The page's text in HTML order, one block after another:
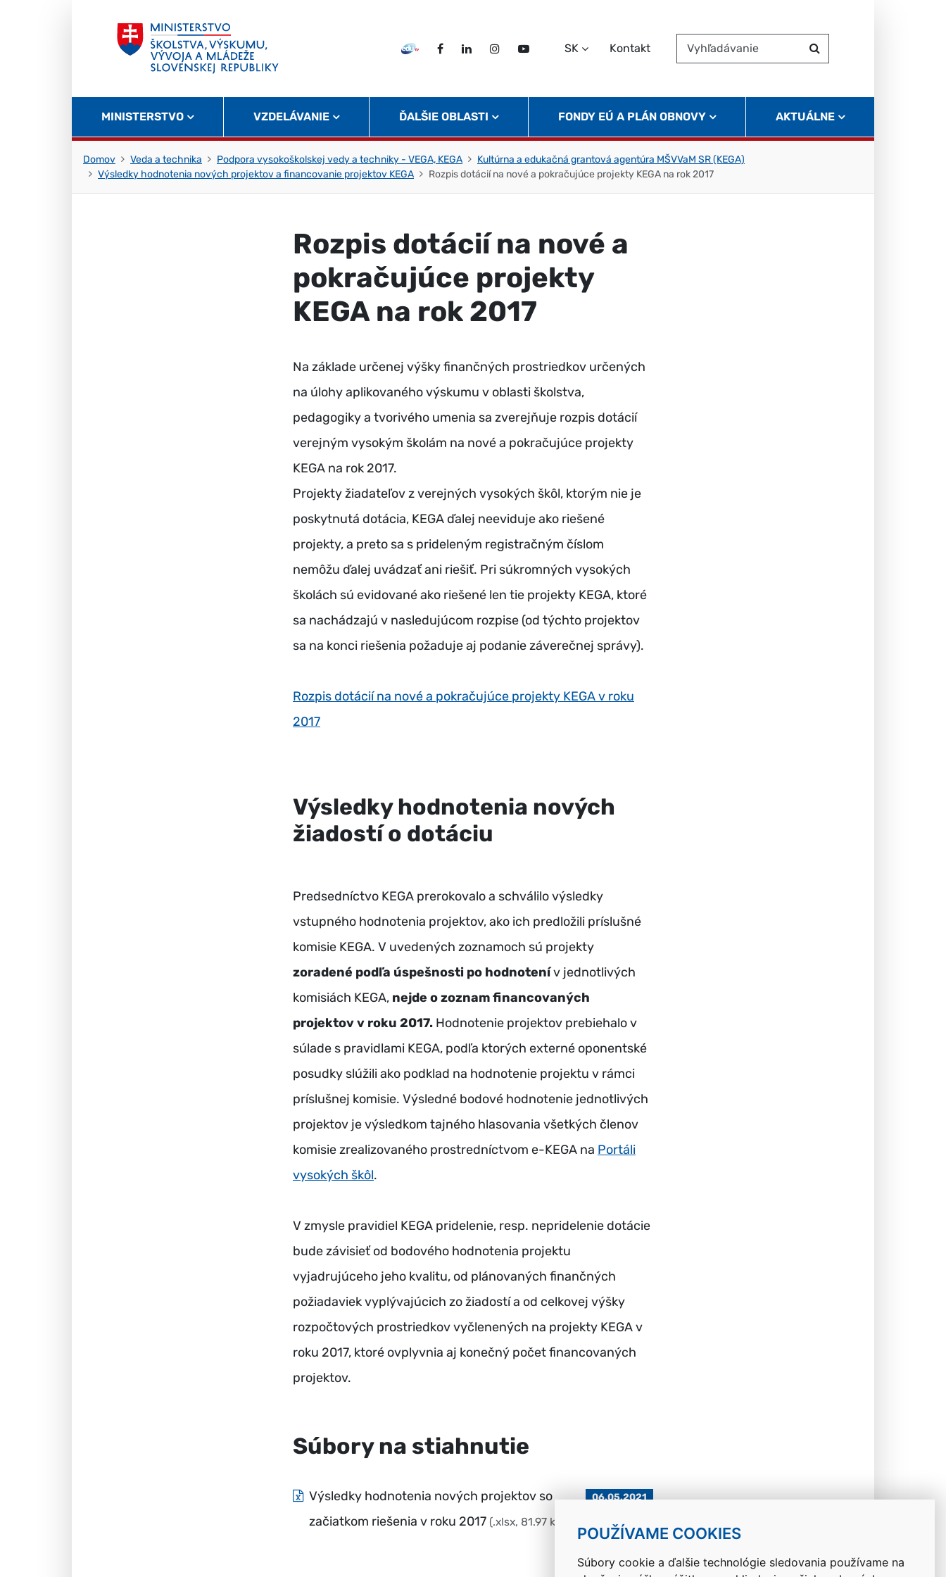
POUŽÍVAME COOKIES
Súbory cookie a ďalšie technológie sledovania používame na
EDU TVFacebookLinkedInInstagram
Twitter
SK Kontakt
Vyhľadávanie
Hľadať
MINISTERSTVO VZDELÁVANIE ĎALŠIE OBLASTI FONDY EÚ A PLÁN OBNOVY AKTUÁLNE
Domov Veda a technika Podpora vysokoškolskej vedy a techniky - VEGA, KEGA
Kultúrna a edukačná grantová agentúra MŠVVaM SR (KEGA)
Výsledky hodnotenia nových projektov a financovanie projektov KEGA
Rozpis dotácií na nové a pokračujúce projekty KEGA na rok 2017
Rozpis dotácií na nové a
pokračujúce projekty
KEGA na rok 2017
Na základe určenej výšky finančných prostriedkov určených
na úlohy aplikovaného výskumu v oblasti školstva,
pedagogiky a tvorivého umenia sa zverejňuje rozpis dotácií
verejným vysokým školám na nové a pokračujúce projekty
KEGA na rok 2017.
Projekty žiadateľov z verejných vysokých škôl, ktorým nie je
poskytnutá dotácia, KEGA ďalej neeviduje ako riešené
projekty, a preto sa s prideleným registračným číslom
nemôžu ďalej uvádzať ani riešiť. Pri súkromných vysokých
školách sú evidované ako riešené len tie projekty KEGA, ktoré
sa nachádzajú v nasledujúcom rozpise (od týchto projektov
sa na konci riešenia požaduje aj podanie záverečnej správy).
Rozpis dotácií na nové a pokračujúce projekty KEGA v roku
2017
Výsledky hodnotenia nových
žiadostí o dotáciu
Predsedníctvo KEGA prerokovalo a schválilo výsledky
vstupného hodnotenia projektov, ako ich predložili príslušné
komisie KEGA. V uvedených zoznamoch sú projekty
zoradené podľa úspešnosti po hodnotenív jednotlivých
komisiách KEGA, nejde o zoznam financovaných
projektov v roku 2017. Hodnotenie projektov prebiehalo v
súlade s pravidlami KEGA, podľa ktorých externé oponentské
posudky slúžili ako podklad na hodnotenie projektu v rámci
príslušnej komisie. Výsledné bodové hodnotenie jednotlivých
projektov je výsledkom tajného hlasovania všetkých členov
komisie zrealizovaného prostredníctvom e-KEGA na Portáli
vysokých škôl.
V zmysle pravidiel KEGA pridelenie, resp. nepridelenie dotácie
bude závisieť od bodového hodnotenia projektu
vyjadrujúceho jeho kvalitu, od plánovaných finančných
požiadaviek vyplývajúcich zo žiadostí a od celkovej výšky
rozpočtových prostriedkov vyčlenených na projekty KEGA v
roku 2017, ktoré ovplyvnia aj konečný počet financovaných
projektov.
Súbory na stiahnutie
Výsledky hodnotenia nových projektov so
začiatkom riešenia v roku 2017 (.xlsx, 81.97 kB)
06.05.2021